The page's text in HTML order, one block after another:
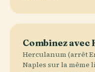
Combinez avec
Herculanum (arrêt
Naples sur la même